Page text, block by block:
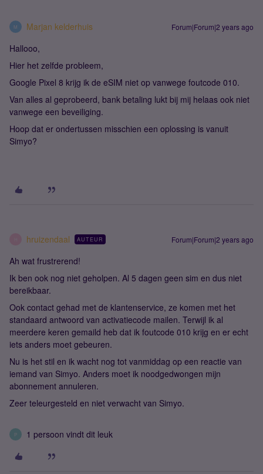
M Marjan kelderhuis Forum|Forum|2 years ago
Hallooo,
Hier het zelfde probleem,
Google Pixel 8 krijg ik de eSIM niet op vanwege foutcode 010.
Van alles al geprobeerd, bank betaling lukt bij mij helaas ook niet
vanwege een beveiliging.
Hoop dat er ondertussen misschien een oplossing is vanuit
Simyo?
hruizendaal AUTEUR Forum|Forum|2 years ago
Ah wat frustrerend!
Ik ben ook nog niet geholpen. Al 5 dagen geen sim en dus niet
bereikbaar.
Ook contact gehad met de klantenservice, ze komen met het
standaard antwoord van activatiecode mailen. Terwijl ik al
meerdere keren gemaild heb dat ik foutcode 010 krijg en er echt
iets anders moet gebeuren.
Nu is het stil en ik wacht nog tot vanmiddag op een reactie van
iemand van Simyo. Anders moet ik noodgedwongen mijn
abonnement annuleren.
Zeer teleurgesteld en niet verwacht van Simyo.
P 1 persoon vindt dit leuk